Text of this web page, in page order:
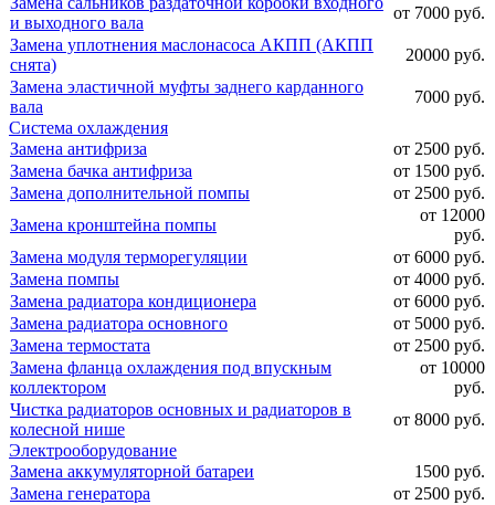
и выходного вала
от 7000 руб.
Замена уплотнения маслонасоса АКПП (АКПП
снята)
20000 руб.
Замена эластичной муфты заднего карданного
вала
7000 руб.
Система охлаждения
Замена антифриза
от 2500 руб.
Замена бачка антифриза
от 1500 руб.
Замена дополнительной помпы
от 2500 руб.
Замена кронштейна помпы
от 12000
руб.
Замена модуля терморегуляции
от 6000 руб.
Замена помпы
от 4000 руб.
Замена радиатора кондиционера
от 6000 руб.
Замена радиатора основного
от 5000 руб.
Замена термостата
от 2500 руб.
Замена фланца охлаждения под впускным
коллектором
от 10000
руб.
Чистка радиаторов основных и радиаторов в
колесной нише
от 8000 руб.
Электрооборудование
Замена аккумуляторной батареи
1500 руб.
Замена генератора
от 2500 руб.